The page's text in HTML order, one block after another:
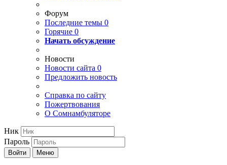
Форум
Последние темы 0
Горячие 0
Начать обсуждение
Новости
Новости сайта 0
Предложить новость
Справка по сайту
Пожертвования
О Сомнамбуляторе
Ник
Пароль
Войти Меню